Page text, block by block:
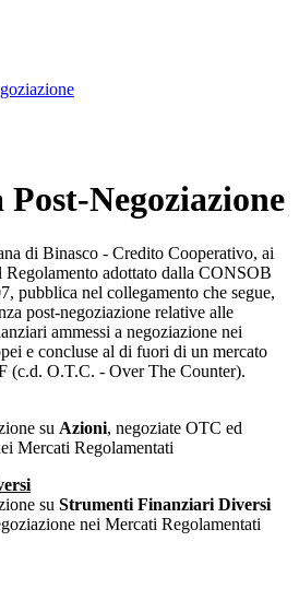
Negoziazione
di Binasco - Credito Cooperativo, ai
Regolamento adottato dalla CONSOB
pubblica nel collegamento che segue,
post-negoziazione relative alle
ammessi a negoziazione nei
e concluse al di fuori di un mercato
(c.d. O.T.C. - Over The Counter).
su Azioni, negoziate OTC ed
Mercati Regolamentati
su Strumenti Finanziari Diversi
nei Mercati Regolamentati